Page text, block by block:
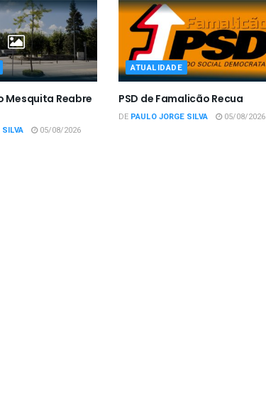
Mesquita Reabre
05/08/2026
ATUALIDADE
PSD de Famalicão Recua
DE PAULO JORGE SILVA 05/08/2026